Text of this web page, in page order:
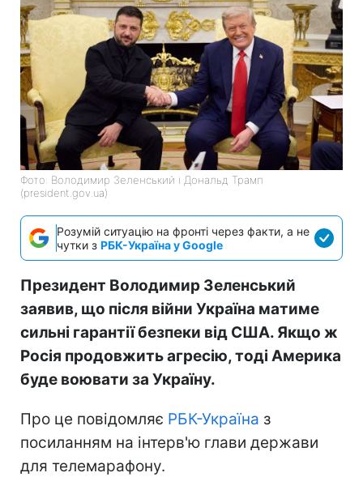
Фото: Володимир Зеленський і Дональд Трамп
(president.gov.ua)
Розумій ситуацію на фронті через факти, а не
чутки з РБК-Україна у Google
Президент Володимир Зеленський
заявив, що після війни Україна матиме
сильні гарантії безпеки від США. Якщо ж
Росія продовжить агресію, тоді Америка
буде воювати за Україну.
Про це повідомляє РБК-Україна з
посиланням на інтерв'ю глави держави
для телемарафону.